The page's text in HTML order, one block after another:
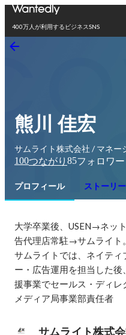
400万人が利用するビジネスSNS
熊川 佳宏
サムライト株式会社 / マネー
100つながり 85フォロワー
プロフィール ストーリー
大学卒業後、USEN→ネッ
告代理店常駐→サムライト。
サムライトでは、ネイテ
ー・広告運用を担当した
援事業でセールス・ディ
メディア局事業部責任者
サムライト株式